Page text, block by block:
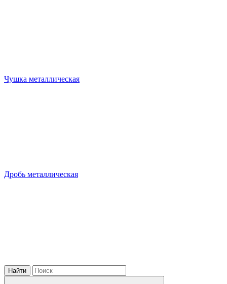
Чушка металлическая
Дробь металлическая
Найти